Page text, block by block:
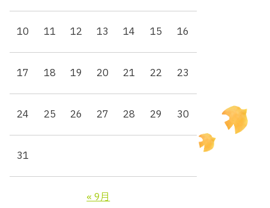
10 11 12 13 14 15 16
17 18 19 20 21 22 23
24 25 26 27 28 29 30
31
« 9月